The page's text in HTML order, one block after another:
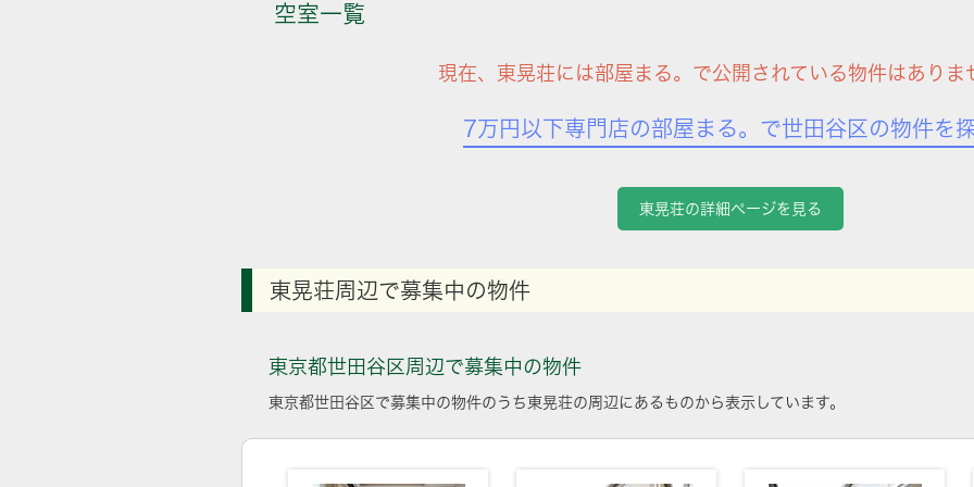
空室一覧
現在、東晃荘には部屋まる。で公開されている物件はありま
7万円以下専門店の部屋まる。で世田谷区の物件を
東晃荘の詳細ページを見る
東晃荘周辺で募集中の物件
東京都世田谷区周辺で募集中の物件
東京都世田谷区で募集中の物件のうち東晃荘の周辺にあるものから表示しています。